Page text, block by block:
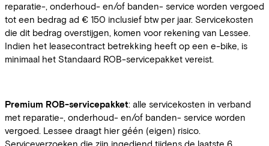
reparatie-, onderhoud- en/of banden- service worden vergoed
tot een bedrag ad € 150 inclusief btw per jaar. Servicekosten
die dit bedrag overstijgen, komen voor rekening van Lessee.
Indien het leasecontract betrekking heeft op een e-bike, is
minimaal het Standaard ROB-servicepakket vereist.
Premium ROB-servicepakket: alle servicekosten in verband
met reparatie-, onderhoud- en/of banden- service worden
vergoed. Lessee draagt hier géén (eigen) risico.
Serviceverzoeken die zijn ingediend tijdens de laatste 6